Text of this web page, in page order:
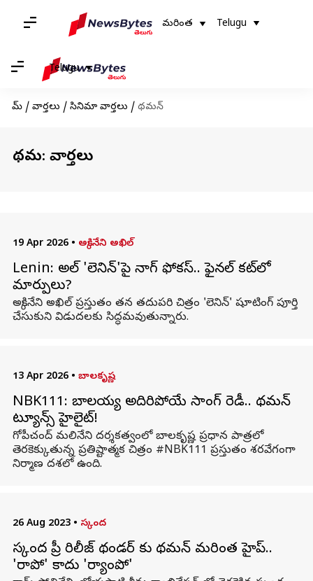
మరింత Telugu
Telugu
హోమ్ / వార్తలు / సినిమా వార్తలు / థమన్
థమన్: వార్తలు
19 Apr 2026 • అక్కినేని అఖిల్
Lenin: అఖిల్ 'లెనిన్'పై నాగ్ ఫోకస్.. ఫైనల్ కట్‌లో
మార్పులు?
అక్కినేని అఖిల్ ప్రస్తుతం తన తదుపరి చిత్రం 'లెనిన్' షూటింగ్ పూర్తి
చేసుకుని విడుదలకు సిద్ధమవుతున్నారు.
13 Apr 2026 • బాలకృష్ణ
NBK111: బాలయ్య అదిరిపోయే సాంగ్ రెడీ.. థమన్
ట్యూన్స్ హైలైట్!
గోపీచంద్ మలినేని దర్శకత్వంలో బాలకృష్ణ ప్రధాన పాత్రలో
తెరకెక్కుతున్న ప్రతిష్టాత్మక చిత్రం #NBK111 ప్రస్తుతం శరవేగంగా
నిర్మాణ దశలో ఉంది.
26 Aug 2023 • స్కంద
స్కంద ప్రీ రిలీజ్ థండర్ కు థమన్ మరింత హైప్..
'రాపో' కాదు 'ర్యాంపో'